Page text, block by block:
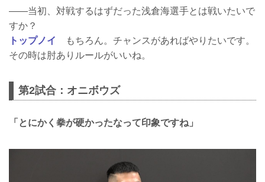
――当初、対戦するはずだった浅倉海選手とは戦いたいで
すか？
トップノイ
もちろん。チャンスがあればやりたいです。
その時は肘ありルールがいいね。
第2試合：オニボウズ
「とにかく拳が硬かったなって印象ですね」